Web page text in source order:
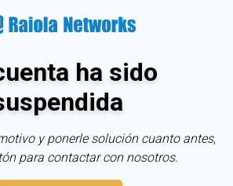
ha sido
y ponerle solución cuanto antes,
para contactar con nosotros.